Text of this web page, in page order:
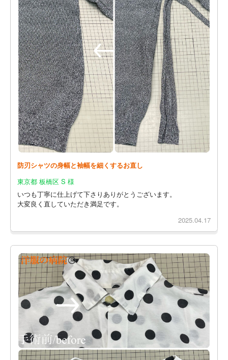
防刃シャツの身幅と袖幅を細くするお直し
東京都 板橋区 S 様
いつも丁寧に仕上げて下さりありがとうございます。
大変良く直していただき満足です。
2025.04.17